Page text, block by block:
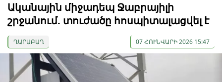
Ականային միջադեպ Ջաբրայիլի
շրջանում. տուժածը հոսպիտալացվել է
ՂԱՐԱԲԱՂ 07 ՀՈՒՆՎԱՐԻ 2026 15:47